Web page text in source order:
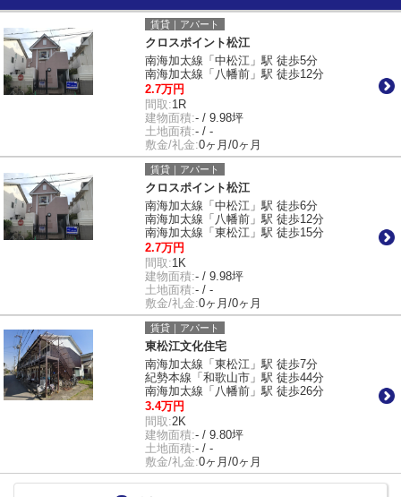
賃貸｜アパート
クロスポイント松江
南海加太線「中松江」駅 徒歩5分
南海加太線「八幡前」駅 徒歩12分
2.7万円
間取:1R
建物面積:- / 9.98坪
土地面積:- / -
敷金/礼金:0ヶ月/0ヶ月
賃貸｜アパート
クロスポイント松江
南海加太線「中松江」駅 徒歩6分
南海加太線「八幡前」駅 徒歩12分
南海加太線「東松江」駅 徒歩15分
2.7万円
間取:1K
建物面積:- / 9.98坪
土地面積:- / -
敷金/礼金:0ヶ月/0ヶ月
賃貸｜アパート
東松江文化住宅
南海加太線「東松江」駅 徒歩7分
紀勢本線「和歌山市」駅 徒歩44分
南海加太線「八幡前」駅 徒歩26分
3.4万円
間取:2K
建物面積:- / 9.80坪
土地面積:- / -
敷金/礼金:0ヶ月/0ヶ月